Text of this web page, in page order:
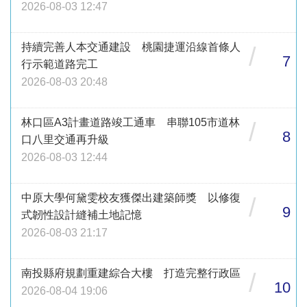
2026-08-03 12:47
持續完善人本交通建設 桃園捷運沿線首條人
行示範道路完工
2026-08-03 20:48
/ 7
林口區A3計畫道路竣工通車 串聯105市道林
口八里交通再升級
2026-08-03 12:44
/ 8
中原大學何黛雯校友獲傑出建築師獎 以修復
式韌性設計縫補土地記憶
2026-08-03 21:17
/ 9
南投縣府規劃重建綜合大樓 打造完整行政區
2026-08-04 19:06
/ 10